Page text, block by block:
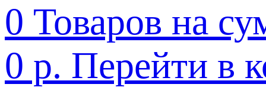
0 Товаров на
0 р. Перейти в